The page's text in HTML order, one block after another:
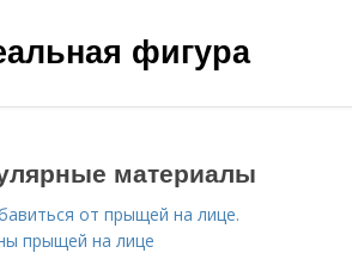
фигура
материалы
от прыщей на лице.
прыщей на лице